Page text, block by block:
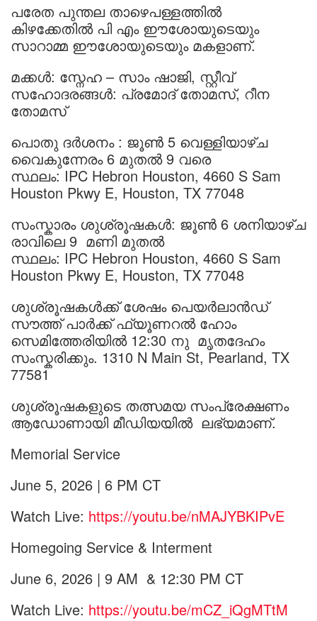
പരേത പുന്തല താഴെപള്ളത്തിൽ
കിഴക്കേതിൽ പി എം ഈശോയുടെയും
സാറാമ്മ ഈശോയുടെയും മകളാണ്.
മക്കൾ: സ്നേഹ – സാം ഷാജി, സ്റ്റീവ്
സഹോദരങ്ങൾ: പ്രമോദ് തോമസ്, റീന
തോമസ്
പൊതു ദർശനം : ജൂൺ 5 വെള്ളിയാഴ്ച
വൈകുന്നേരം 6 മുതൽ 9 വരെ
സ്ഥലം: IPC Hebron Houston, 4660 S Sam
Houston Pkwy E, Houston, TX 77048
സംസ്കാരം ശുശ്രൂഷകൾ: ജൂൺ 6 ശനിയാഴ്ച
രാവിലെ 9 മണി മുതൽ
സ്ഥലം: IPC Hebron Houston, 4660 S Sam
Houston Pkwy E, Houston, TX 77048
ശുശ്രൂഷകൾക്ക് ശേഷം പെയർലാൻഡ്
സൗത്ത് പാർക്ക് ഫ്യൂണറൽ ഹോം
സെമിത്തേരിയിൽ 12:30 നു മൃതദേഹം
സംസ്കരിക്കും. 1310 N Main St, Pearland, TX
77581
ശുശ്രൂഷകളുടെ തത്സമയ സംപ്രേക്ഷണം
ആഡോണായി മീഡിയയിൽ ലഭ്യമാണ്.
Memorial Service
June 5, 2026 | 6 PM CT
Watch Live: https://youtu.be/nMAJYBKIPvE
Homegoing Service & Interment
June 6, 2026 | 9 AM & 12:30 PM CT
Watch Live: https://youtu.be/mCZ_iQgMTtM